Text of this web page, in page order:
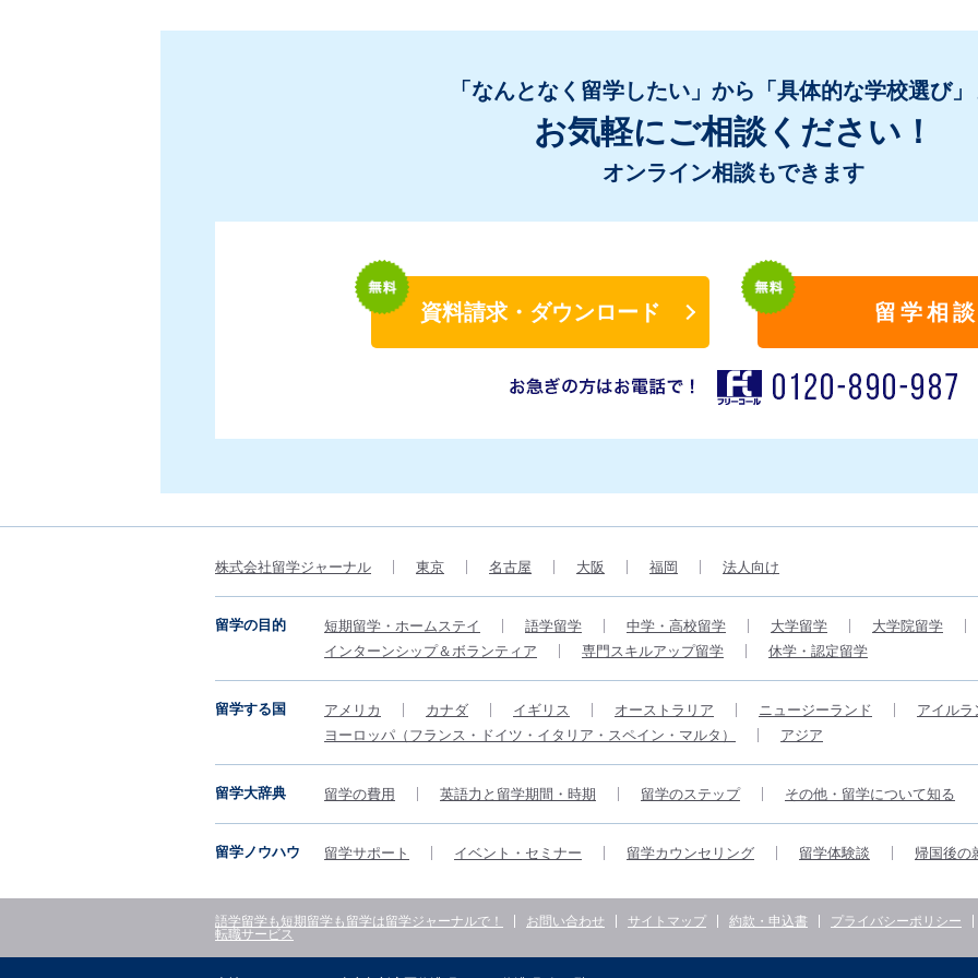
「なんとなく留学したい」から「具体的な学校選び
お気軽にご相談ください！
オンライン相談もできます
資料請求・ダウンロード 留学相談
株式会社留学ジャーナル 東京 名古屋 大阪 福岡 法人向け
留学の目的 短期留学・ホームステイ 語学留学 中学・高校留学 大学留学
大学院留学
インターンシップ＆ボランティア
専門スキルアップ留学 休学・認定留学
留学する国 アメリカ カナダ イギリス オーストラリア ニュージーランド
アイルラ
ヨーロッパ（フランス・ドイツ・イタリア・スペイン・マルタ）
アジア
留学大辞典 留学の費用 英語力と留学期間・時期 留学のステップ その他・留学について知る
留学ノウハウ 留学サポート イベント・セミナー 留学カウンセリング 留学体験談 帰国後の
語学留学も短期留学も留学は留学ジャーナルで！ お問い合わせ サイトマップ 約款・申込書
プライバシーポリシー
転職サービス